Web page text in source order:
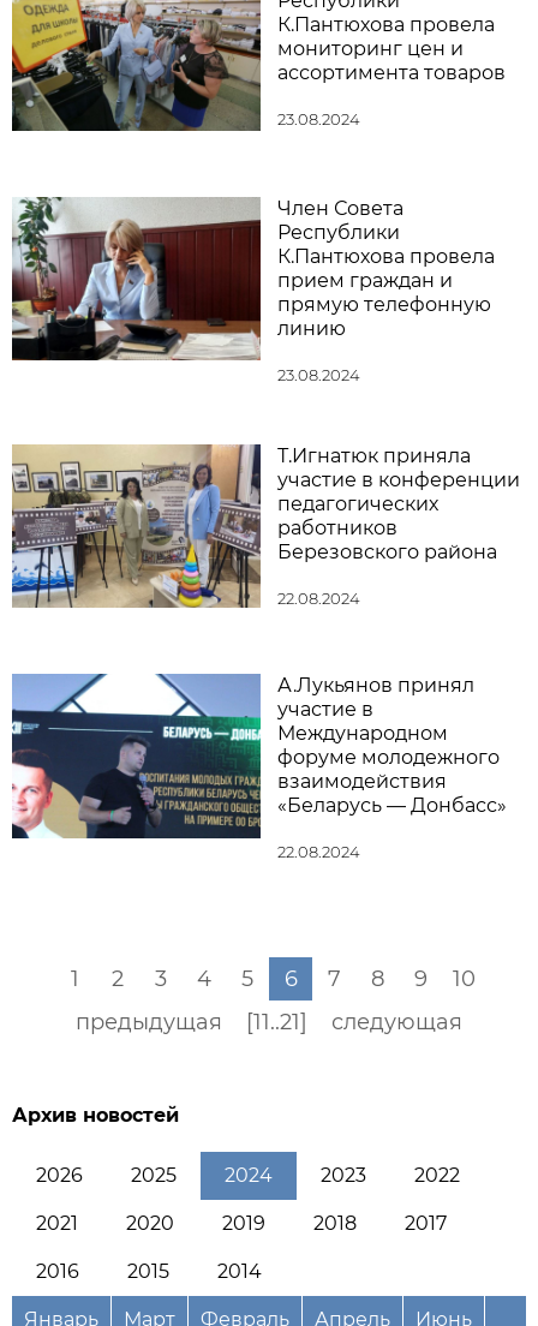
К.Пантюхова провела
мониторинг цен и
ассортимента товаров
23.08.2024
Член Совета
Республики
К.Пантюхова провела
прием граждан и
прямую телефонную
линию
23.08.2024
Т.Игнатюк приняла
участие в конференции
педагогических
работников
Березовского района
22.08.2024
А.Лукьянов принял
участие в
Международном
форуме молодежного
взаимодействия
«Беларусь — Донбасс»
22.08.2024
предыдущая
1 2 3 4 5 6 7 8 9
10
[11..21]
следующая
Архив новостей
2026 2025 2024 2023 2022
2021 2020 2019 2018 2017
2016 2015 2014
Январь Март Февраль Апрель Июнь